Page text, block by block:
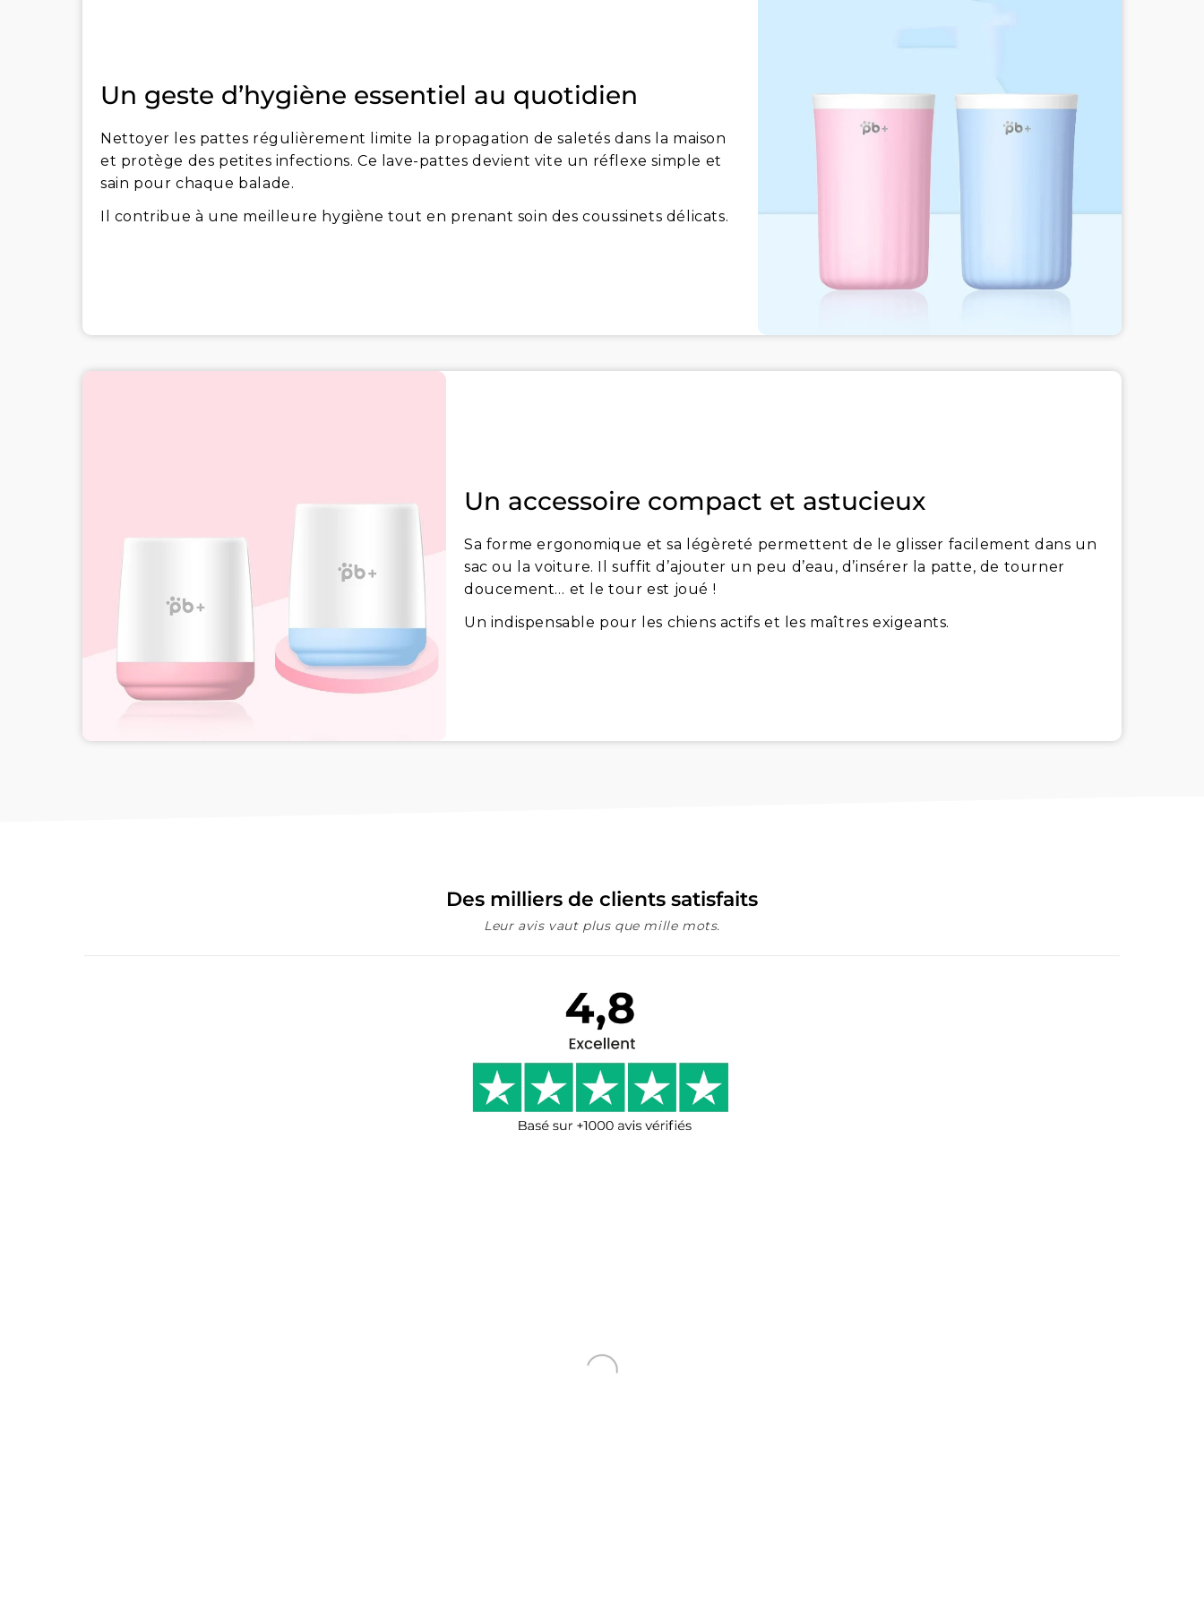
Un geste d’hygiène essentiel au quotidien
Nettoyer les pattes régulièrement limite la propagation de saletés dans la maison
et protège des petites infections. Ce lave-pattes devient vite un réflexe simple et
sain pour chaque balade.
Il contribue à une meilleure hygiène tout en prenant soin des coussinets délicats.
Un accessoire compact et astucieux
Sa forme ergonomique et sa légèreté permettent de le glisser facilement dans un
sac ou la voiture. Il suffit d’ajouter un peu d’eau, d’insérer la patte, de tourner
doucement… et le tour est joué !
Un indispensable pour les chiens actifs et les maîtres exigeants.
Des milliers de clients satisfaits
Leur avis vaut plus que mille mots.